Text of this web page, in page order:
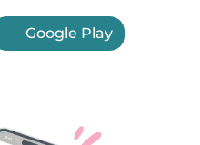
Google Play